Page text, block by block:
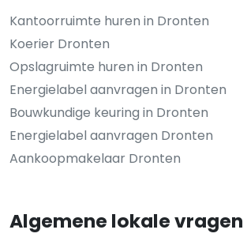
Kantoorruimte huren in Dronten
Koerier Dronten
Opslagruimte huren in Dronten
Energielabel aanvragen in Dronten
Bouwkundige keuring in Dronten
Energielabel aanvragen Dronten
Aankoopmakelaar Dronten
Algemene lokale vragen